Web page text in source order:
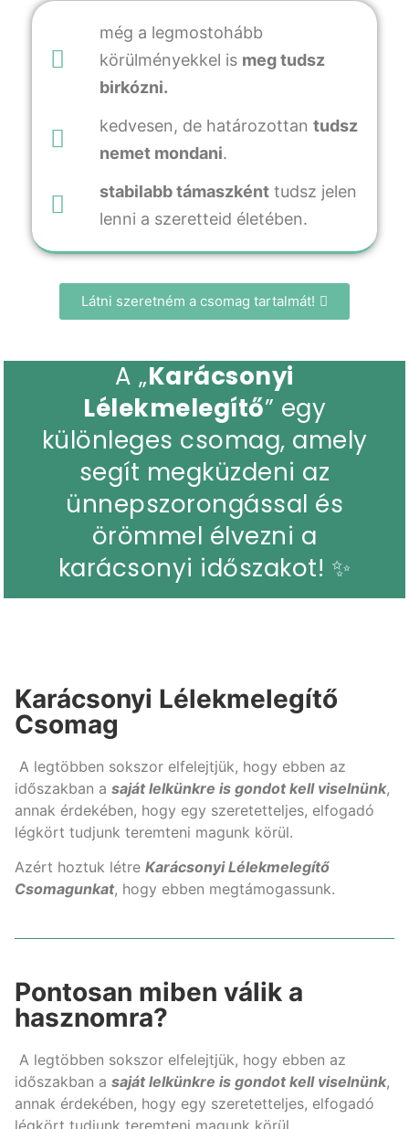
még a legmostohább
körülményekkel is meg tudsz
birkózni.
kedvesen, de határozottantudsz
nemet mondani.
stabilabb támaszként tudsz jelen
lenni a szeretteid életében.
Látni szeretném a csomag tartalmát!
A „Karácsonyi
Lélekmelegítő” egy
különleges csomag, amely
segít megküzdeni az
ünnepszorongással és
örömmel élvezni a
karácsonyi időszakot! ✨
Karácsonyi Lélekmelegítő
Csomag
A legtöbben sokszor elfelejtjük, hogy ebben az
időszakban a saját lelkünkre is gondot kell viselnünk,
annak érdekében, hogy egy szeretetteljes, elfogadó
légkört tudjunk teremteni magunk körül.
Azért hoztuk létre Karácsonyi Lélekmelegítő
Csomagunkat, hogy ebben megtámogassunk.
Pontosan miben válik a
hasznomra?
A legtöbben sokszor elfelejtjük, hogy ebben az
időszakban a saját lelkünkre is gondot kell viselnünk,
annak érdekében, hogy egy szeretetteljes, elfogadó